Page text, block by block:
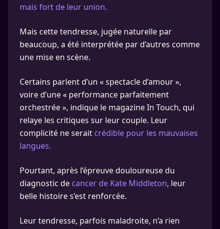
mais fort de leur union.
Mais cette tendresse, jugée naturelle par
beaucoup, a été interprétée par d’autres comme
une mise en scène.
Certains parlent d’un « spectacle d’amour »,
voire d’une « performance parfaitement
orchestrée », indique le magazine In Touch, qui
relaye les critiques sur leur couple. Leur
complicité ne serait crédible pour les mauvaises
langues.
Pourtant, après l’épreuve douloureuse du
diagnostic de cancer de Kate Middleton, leur
belle histoire s’est renforcée.
Leur tendresse, parfois maladroite, n’a rien